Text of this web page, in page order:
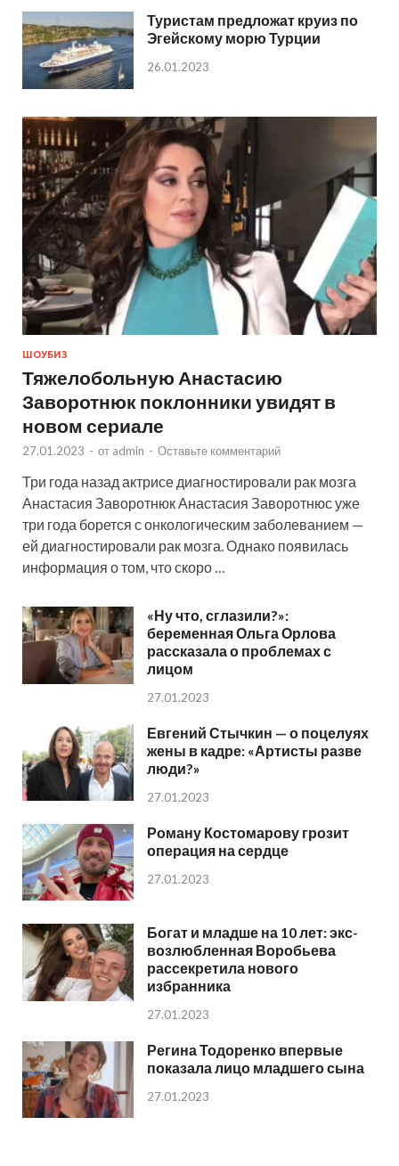
Туристам предложат круиз по
Эгейскому морю Турции
26.01.2023
ШОУБИЗ
Тяжелобольную Анастасию
Заворотнюк поклонники увидят в
новом сериале
27.01.2023 - от admin - Оставьте комментарий
Три года назад актрисе диагностировали рак мозга
Анастасия Заворотнюк Анастасия Заворотнюс уже
три года борется с онкологическим заболеванием —
ей диагностировали рак мозга. Однако появилась
информация о том, что скоро …
«Ну что, сглазили?»:
беременная Ольга Орлова
рассказала о проблемах с
лицом
27.01.2023
Евгений Стычкин — о поцелуях
жены в кадре: «Артисты разве
люди?»
27.01.2023
Роману Костомарову грозит
операция на сердце
27.01.2023
Богат и младше на 10 лет: экс-
возлюбленная Воробьева
рассекретила нового
избранника
27.01.2023
Регина Тодоренко впервые
показала лицо младшего сына
27.01.2023